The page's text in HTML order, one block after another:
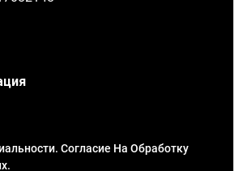
Согласие На Обработку